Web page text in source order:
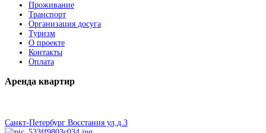
Проживание
Транспорт
Организация досуга
Туризм
О проекте
Контакты
Оплата
Аренда квартир
Санкт-Петербург Восстания ул,д.3